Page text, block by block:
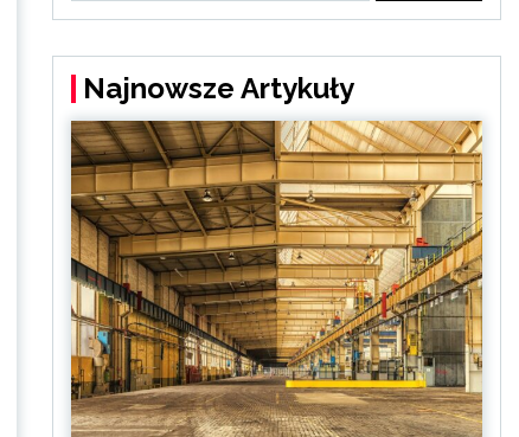
Najnowsze Artykuły